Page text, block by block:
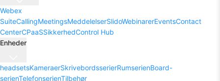
Webex
SuiteCallingMeetingsMeddelelserSlidoWebinarerEventsContact
CenterCPaaSSikkerhedControl Hub
Enheder
headsetsKameraerSkrivebordsserierRumserienBoard-
serienTelefonserienTilbehør